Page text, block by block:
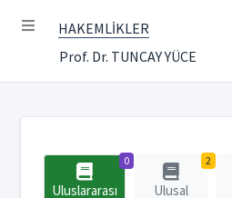
HAKEMLİKLER
Prof. Dr. TUNCAY YÜCE
0
Uluslararası
2
Ulusal